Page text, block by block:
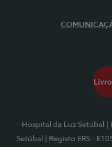
Hospital da Luz Setúbal
Setúbal
| Registo ERS -